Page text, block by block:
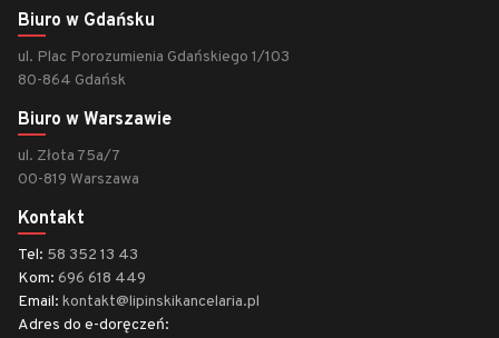
Biuro w Gdańsku
ul. Plac Porozumienia Gdańskiego 1/103
80-864 Gdańsk
Biuro w Warszawie
ul. Złota 75a/7
00-819 Warszawa
Kontakt
Tel: 58 352 13 43
Kom: 696 618 449
Email: kontakt@lipinskikancelaria.pl
Adres do e-doręczeń: